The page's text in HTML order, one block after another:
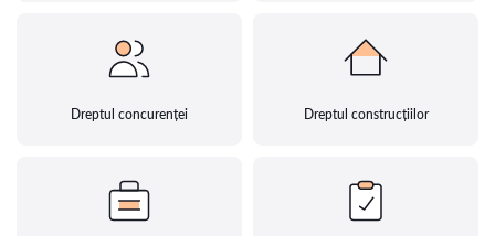
Dreptul concurenței Dreptul construcțiilor